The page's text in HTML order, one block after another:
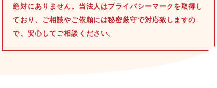
絶対にありません。当法人はプライバシーマークを取得し
ており、ご相談やご依頼には秘密厳守で対応致しますの
で、安心してご相談ください。